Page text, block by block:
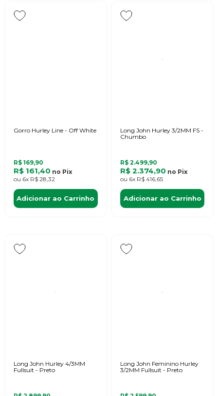
Gorro Hurley Line - Off White
R$ 169,90
R$ 161,40 no Pix
ou 6x R$ 28,32
Adicionar ao Carrinho
Long John Hurley 3/2MM FS -
Chumbo
R$ 2.499,90
R$ 2.374,90 no Pix
ou 6x R$ 416,65
Adicionar ao Carrinho
Long John Hurley 4/3MM
Fullsuit - Preto
Long John Feminino Hurley
3/2MM Fullsuit - Preto